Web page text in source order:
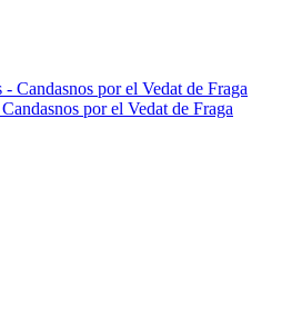
por el Vedat de Fraga